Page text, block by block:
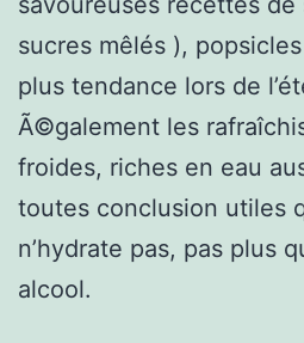
sucres mêlés ),
plus tendance lors de
Ã©galement les
froides, riches en eau
toutes conclusion utiles
n’hydrate pas, pas plus
alcool.